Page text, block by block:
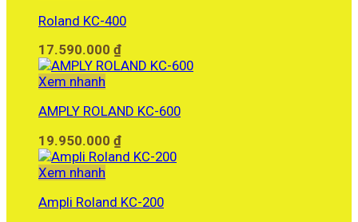
Roland KC-400
17.590.000 ₫
Xem nhanh
AMPLY ROLAND KC-600
19.950.000 ₫
Xem nhanh
Ampli Roland KC-200